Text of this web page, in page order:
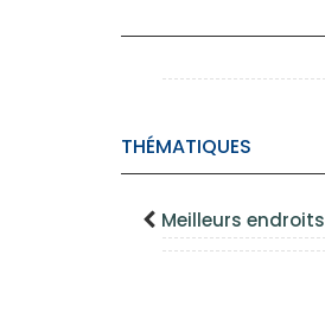
THÉMATIQUES
Meilleurs endroits